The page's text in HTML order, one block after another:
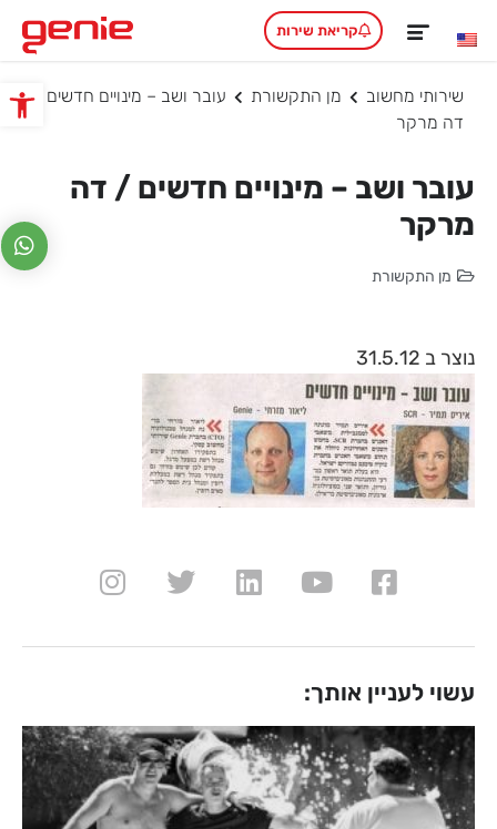
פתח
קריאת שירות
שירותי מחשוב מן התקשורת
עובר ושב – מינויים חדשים /
דה מרקר
עובר ושב – מינויים חדשים / דה
מרקר
מן התקשורת
נוצר ב 31.5.12
עשוי לעניין אותך: